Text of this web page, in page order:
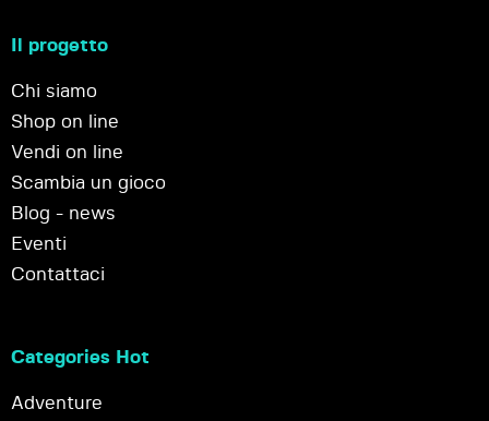
Il progetto
Chi siamo
Shop on line
Vendi on line
Scambia un gioco
Blog - news
Eventi
Contattaci
Categories Hot
Adventure